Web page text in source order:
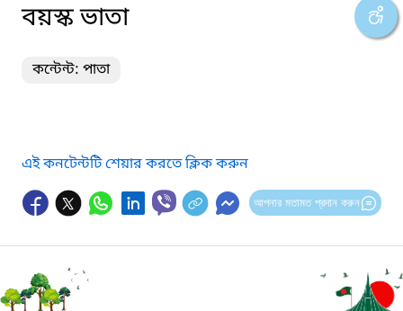
বয়স্ক ভাতা
কন্টেন্ট: পাতা
এই কনটেন্টটি শেয়ার করতে ক্লিক করুন
আপনার মতামত প্রদান করুন